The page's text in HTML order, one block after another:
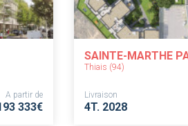
A partir de
333€
SAINTE-MARTHE
Thiais (94)
Livraison
4T. 2028